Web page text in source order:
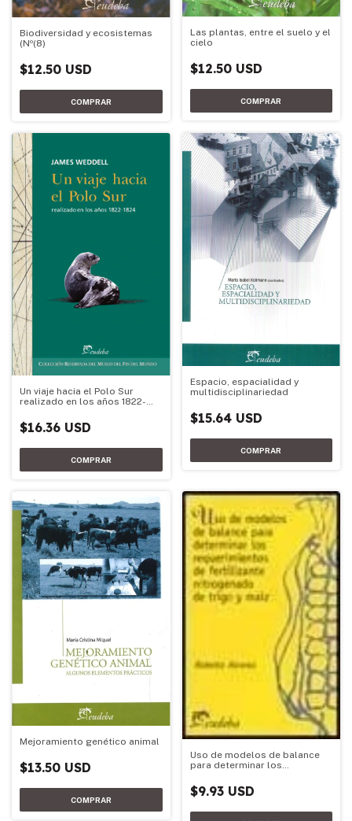
Biodiversidad y ecosistemas
(Nº(8)
$12.50 USD
Las plantas, entre el suelo y el
cielo
$12.50 USD
Un viaje hacia el Polo Sur
realizado en los años 1822-
$16.36 USD
Espacio, espacialidad y
multidisciplinariedad
$15.64 USD
Mejoramiento genético animal
$13.50 USD
Uso de modelos de balance
para determinar los
nitrogenado de trigo y
$9.93 USD